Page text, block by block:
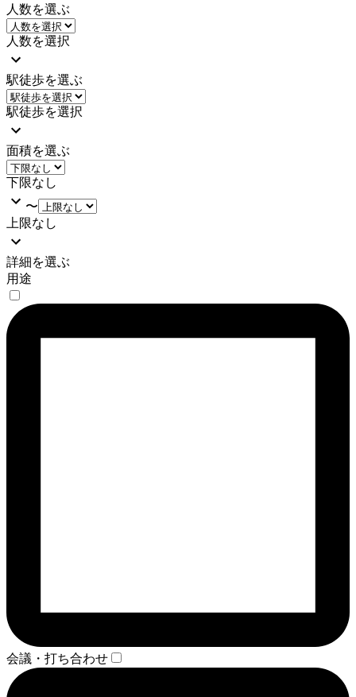
人数を選ぶ
人数を選択
駅徒歩を選ぶ
駅徒歩を選択
面積を選ぶ
下限なし
〜
上限なし
詳細を選ぶ
用途
会議・打ち合わせ